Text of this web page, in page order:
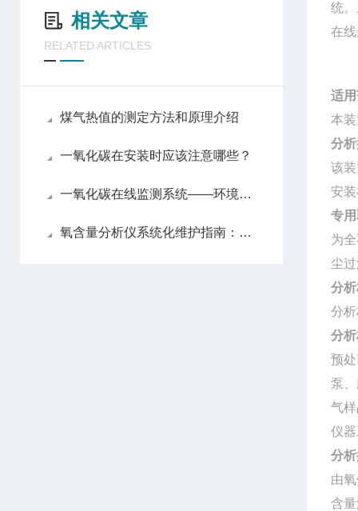
相关文章
RELATED ARTICLES
煤气热值的测定方法和原理介绍
一氧化碳在安装时应该注意哪些？
一氧化碳在线监测系统——环境监测的智能守护者
氧含量分析仪系统化维护指南：日常保养解析
统
在
适
本
分
该
安
专
为
尘
分
分
分
预
泵
气
仪
分
由
含